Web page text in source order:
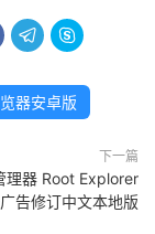
 
器安卓版
下一篇
理器 Root Explorer
告修订中文本地版